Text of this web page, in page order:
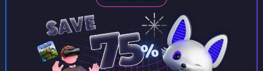
натисніть кнопку"Підписатися"
відбудеться завантаження модифікації, час
якого залежить від розміру файлів, але
зазвичай це займає не більше кількох хвилин.